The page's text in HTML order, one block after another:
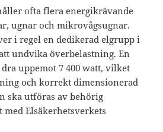
ofta flera energikrävande
ugnar och mikrovågsugnar.
i regel en dedikerad elgrupp i
undvika överbelastning. En
uppemot 7 400 watt, vilket
och korrekt dimensionerad
ska utföras av behörig
Elsäkerhetsverkets